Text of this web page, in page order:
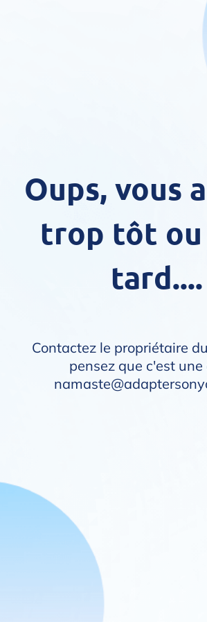
Oups, vous
trop tôt
tard....
Contactez le propriétaire
pensez que c'est une